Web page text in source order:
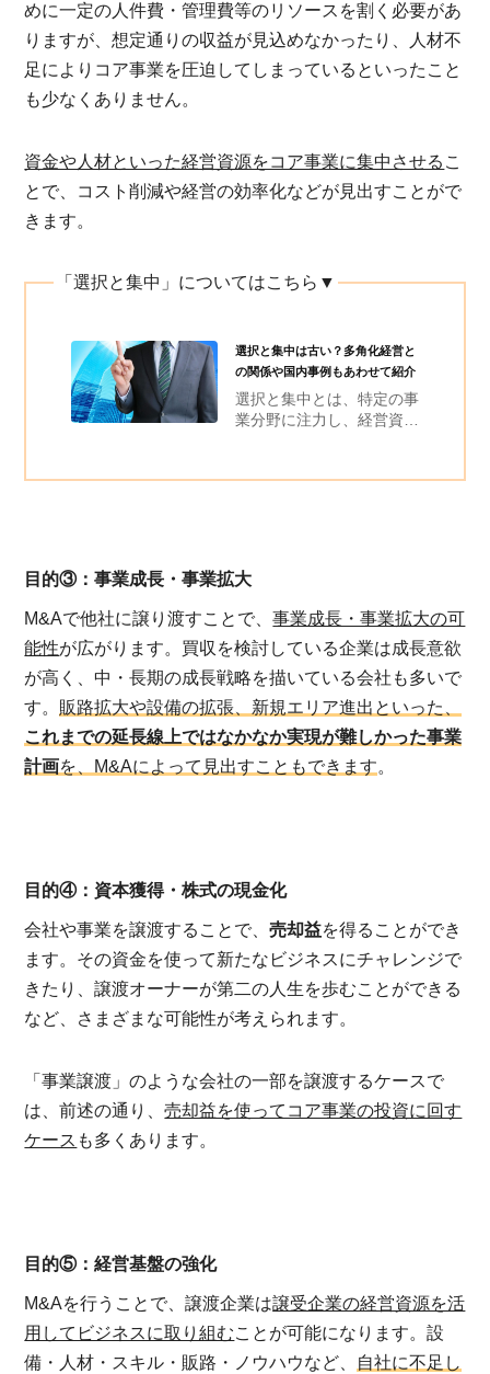
めに一定の人件費・管理費等のリソースを割く必要があ
りますが、想定通りの収益が見込めなかったり、人材不
足によりコア事業を圧迫してしまっているといったこと
も少なくありません。
資金や人材といった経営資源をコア事業に集中させる こ
とで、コスト削減や経営の効率化などが見出すことがで
きます。
「選択と集中」についてはこちら▼
選択と集中は古い？多角化経営と
の関係や国内事例もあわせて紹介
選択と集中とは、特定の事
業分野に注力し、経営資源
となっているコア事業と、
目的③：事業成長・事業拡大
M&Aで他社に譲り渡すことで、事業成長・事業拡大の可
能性が広がります。買収を検討している企業は成長意欲
が高く、中・長期の成長戦略を描いている会社も多いで
す。 販路拡大や設備の拡張、新規エリア進出といった、
これまでの延長線上ではなかなか実現が難しかった事業
計画を、M&Aによって見出すこともできます。
目的④：資本獲得・株式の現金化
会社や事業を譲渡することで、売却益を得ることができ
ます。その資金を使って新たなビジネスにチャレンジで
きたり、譲渡オーナーが第二の人生を歩むことができる
など、さまざまな可能性が考えられます。
「事業譲渡」のような会社の一部を譲渡するケースで
は、前述の通り、売却益を使ってコア事業の投資に回す
ケース も多くあります。
目的⑤：経営基盤の強化
M&Aを行うことで、譲渡企業は譲受企業の経営資源を活
用してビジネスに取り組むことが可能になります。設
備・人材・スキル・販路・ノウハウなど、 自社に不足し